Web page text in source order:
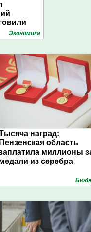
Экономика
наград:
Пензенская область
миллионы
медали из серебра